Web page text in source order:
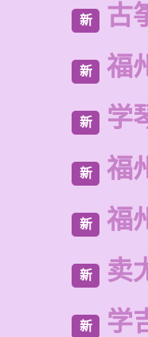
新 古
新 福
新 学
新 福
新 福
新 卖
新 学